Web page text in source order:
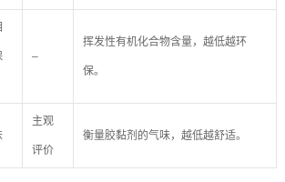
–
挥发性有机化合物含量，越低越环
保。
主观
评价
衡量胶黏剂的气味，越低越舒适。